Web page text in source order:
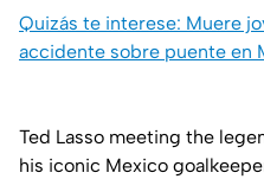
Quizás te interese: Muere
accidente sobre puente en
Ted Lasso meeting the
his iconic Mexico